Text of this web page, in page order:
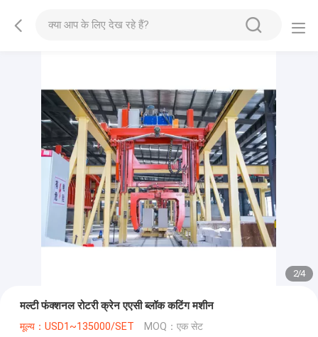
2/4
मल्टी फंक्शनल रोटरी क्रेन एएसी ब्लॉक कटिंग मशीन
मूल्य：USD1~135000/SET MOQ：एक सेट